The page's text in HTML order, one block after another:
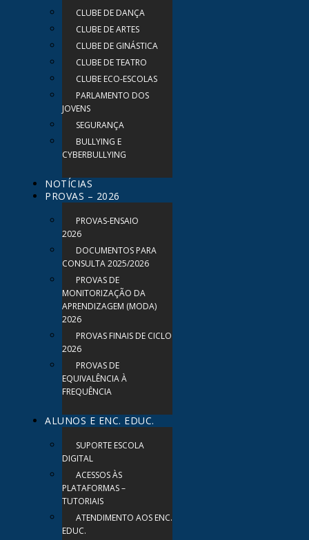
CLUBE DE DANÇA
CLUBE DE ARTES
CLUBE DE GINÁSTICA
CLUBE DE TEATRO
CLUBE ECO-ESCOLAS
PARLAMENTO DOS
JOVENS
SEGURANÇA
BULLYING E
CYBERBULLYING
NOTÍCIAS
PROVAS – 2026
PROVAS-ENSAIO
2026
DOCUMENTOS PARA
CONSULTA 2025/2026
PROVAS DE
MONITORIZAÇÃO DA
APRENDIZAGEM (MODA)
2026
PROVAS FINAIS DE CICLO
2026
PROVAS DE
EQUIVALÊNCIA À
FREQUÊNCIA
ALUNOS E ENC. EDUC.
SUPORTE ESCOLA
DIGITAL
ACESSOS ÀS
PLATAFORMAS –
TUTORIAIS
ATENDIMENTO AOS ENC.
EDUC.